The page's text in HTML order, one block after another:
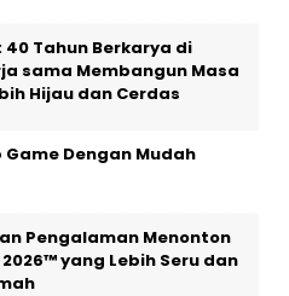
40 Tahun Berkarya di
sama Membangun Masa
Hijau dan Cerdas
Game Dengan Mudah
Pengalaman Menonton
2026™ yang Lebih Seru dan